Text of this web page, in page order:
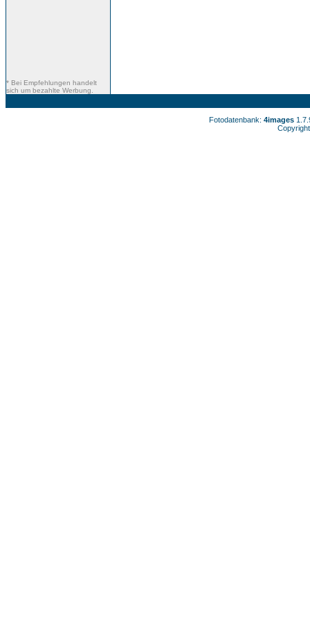
* Bei Empfehlungen handelt
sich um bezahlte Werbung.
Fotodatenbank: 4images